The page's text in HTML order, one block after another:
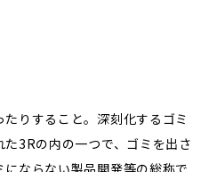
ー
ー
りすること。深刻化するゴミ
3Rの内の一つで、ゴミを出さ
ならない製品開発等の総称で